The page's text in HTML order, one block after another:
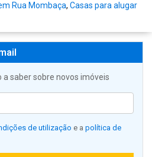
Rua Mombaça, Casas para alugar
a saber sobre novos imóveis
de utilização e a política de